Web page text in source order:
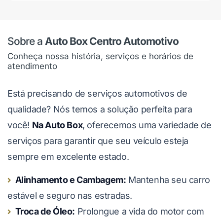
Sobre a Auto Box Centro Automotivo
Conheça nossa história, serviços e horários de
atendimento
Está precisando de serviços automotivos de
qualidade? Nós temos a solução perfeita para
você! Na Auto Box, oferecemos uma variedade de
serviços para garantir que seu veículo esteja
sempre em excelente estado.
Alinhamento e Cambagem: Mantenha seu carro
estável e seguro nas estradas.
Troca de Óleo: Prolongue a vida do motor com